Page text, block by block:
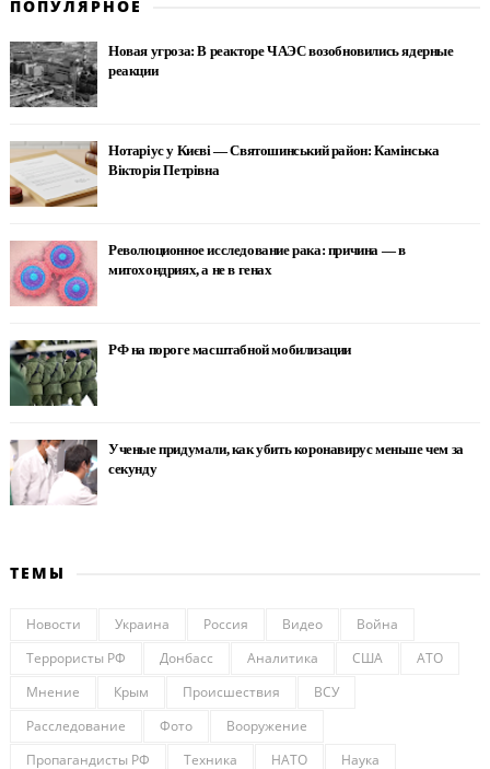
ПОПУЛЯРНОЕ
Новая угроза: В реакторе ЧАЭС возобновились ядерные
реакции
Нотаріус у Києві — Святошинський район: Камінська
Вікторія Петрівна
Революционное исследование рака: причина — в
митохондриях, а не в генах
РФ на пороге масштабной мобилизации
Ученые придумали, как убить коронавирус меньше чем за
секунду
ТЕМЫ
Новости Украина Россия Видео
Война
Террористы РФ
Донбасс Аналитика США
АТО
Мнение
Крым Происшествия
ВСУ
Расследование
Фото
Вооружение
Пропагандисты РФ
Техника НАТО Наука